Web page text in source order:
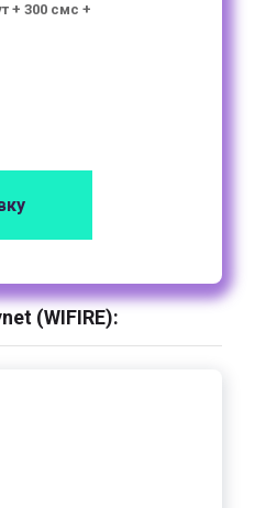
+ 300 смс +
(WIFIRE):